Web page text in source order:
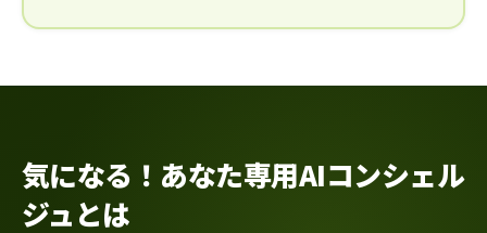
気になる！あなた専用AIコンシェル
ジュとは